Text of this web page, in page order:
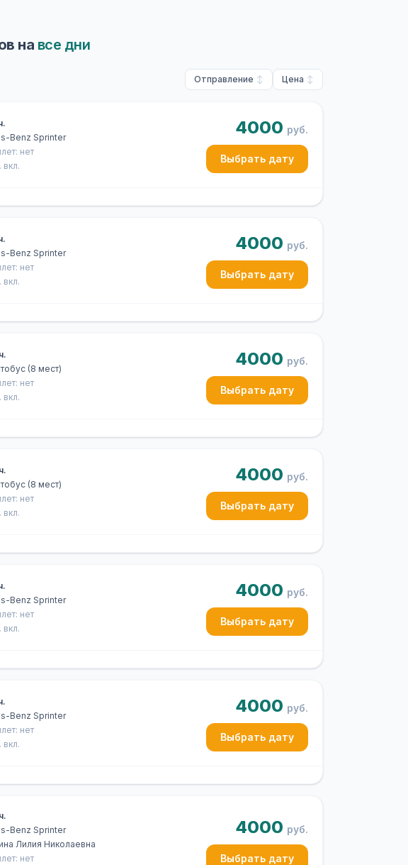
на все дни
Отправление Цена
Benz Sprinter
нет
вкл.
4000 руб.
Выбрать дату
Benz Sprinter
нет
вкл.
4000 руб.
Выбрать дату
(8 мест)
нет
вкл.
4000 руб.
Выбрать дату
(8 мест)
нет
вкл.
4000 руб.
Выбрать дату
Benz Sprinter
нет
вкл.
4000 руб.
Выбрать дату
Benz Sprinter
нет
вкл.
4000 руб.
Выбрать дату
Benz Sprinter
Лилия Николаевна
нет
4000 руб.
Выбрать дату